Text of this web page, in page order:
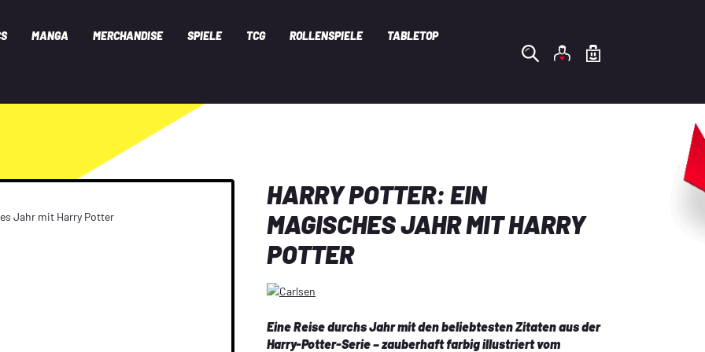
MANGA MERCHANDISE SPIELE TCG ROLLENSPIELE TABLETOP
HARRY POTTER: EIN
MAGISCHES JAHR MIT HARRY
POTTER
Eine Reise durchs Jahr mit den beliebtesten Zitaten aus der
Harry-Potter-Serie – zauberhaft farbig illustriert vom